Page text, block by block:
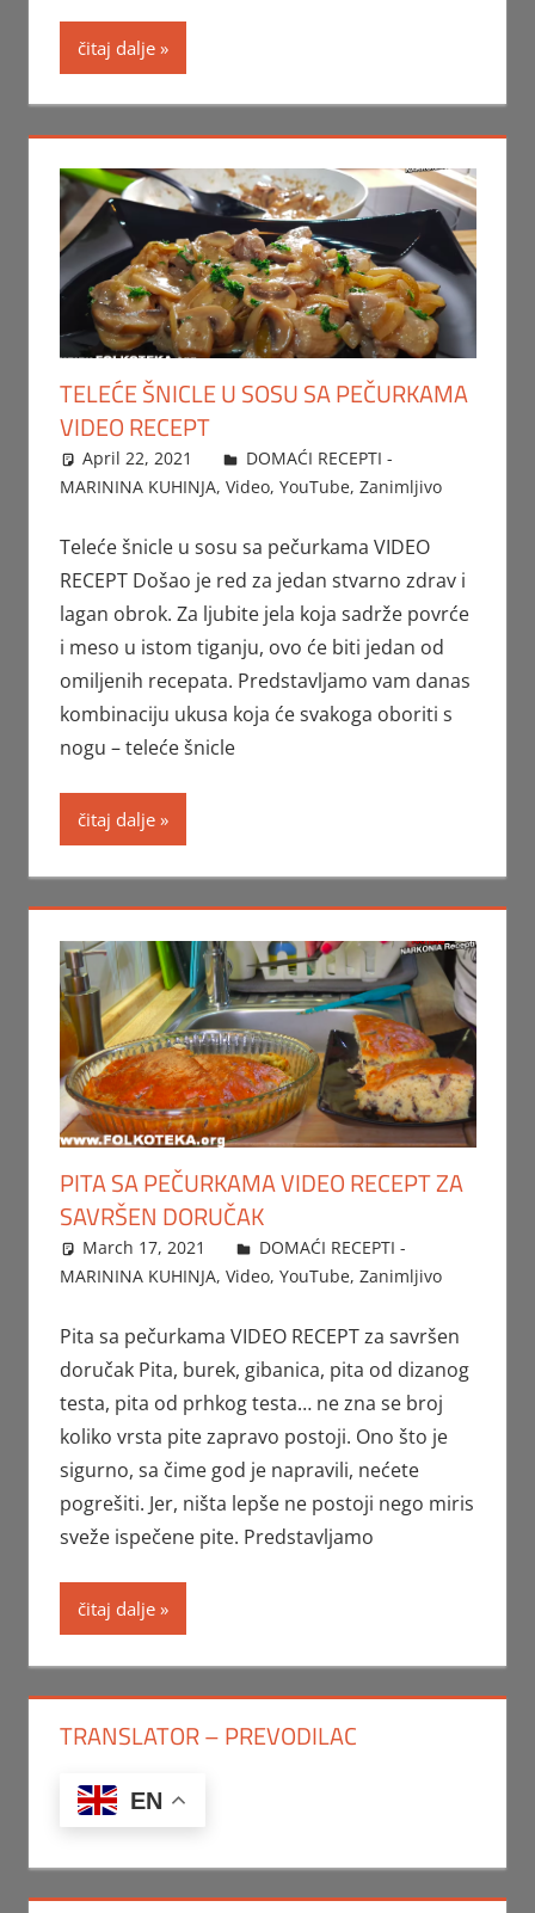
čitaj dalje
TELEĆE ŠNICLE U SOSU SA PEČURKAMA
VIDEO RECEPT
April 22, 2021 FTorgAdmin
DOMAĆI RECEPTI -
MARININA KUHINJA, Video, YouTube, Zanimljivo
Teleće šnicle u sosu sa pečurkama VIDEO
RECEPT Došao je red za jedan stvarno zdrav i
lagan obrok. Za ljubite jela koja sadrže povrće
i meso u istom tiganju, ovo će biti jedan od
omiljenih recepata. Predstavljamo vam danas
kombinaciju ukusa koja će svakoga oboriti s
nogu – teleće šnicle
čitaj dalje
PITA SA PEČURKAMA VIDEO RECEPT ZA
SAVRŠEN DORUČAK
March 17, 2021 FTorgAdmin
DOMAĆI RECEPTI -
MARININA KUHINJA, Video, YouTube, Zanimljivo
Pita sa pečurkama VIDEO RECEPT za savršen
doručak Pita, burek, gibanica, pita od dizanog
testa, pita od prhkog testa… ne zna se broj
koliko vrsta pite zapravo postoji. Ono što je
sigurno, sa čime god je napravili, nećete
pogrešiti. Jer, ništa lepše ne postoji nego miris
sveže ispečene pite. Predstavljamo
čitaj dalje
TRANSLATOR – PREVODILAC
EN